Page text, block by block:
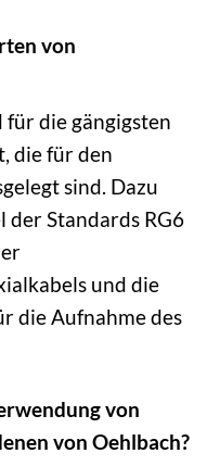
von
für die gängigsten
die für den
sind. Dazu
der Standards RG6
und die
die Aufnahme des
von
von Oehlbach?